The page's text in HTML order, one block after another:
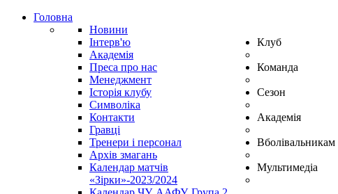
Головна
Новини
Інтерв'ю
Академія
Преса про нас
Клуб
Менеджмент
Історія клубу
Символіка
Контакти
Команда
Гравці
Тренери і персонал
Архів змагань
Сезон
Календар матчів
«Зірки»-2023/2024
Академія
Вболівальникам
Мультимедіа